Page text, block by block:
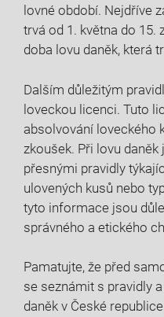
lovné období. Nejdříve
trvá od 1. května do 15.⁤
doba lovu daněk,‌ která
Dalším důležitým
loveckou licenci. Tuto
absolvování loveckého
zkoušek. Při‍ lovu
přesnými pravidly‍
ulovených kusů nebo
tyto informace jsou
správného a etického
Pamatujte, že před
se seznámit s ‍pravidly
daněk ​v České